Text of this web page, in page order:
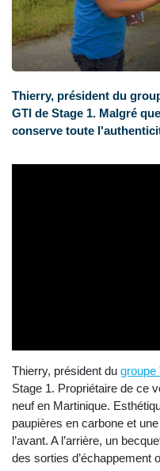
Thierry, président du
GTI de Stage 1. Malgré
conserve toute
Thierry, président du groupe
Stage 1. Propriétaire de ce
neuf en Martinique.
paupières en carbone et
l’avant. A l’arrière, un
des sorties d’échappement